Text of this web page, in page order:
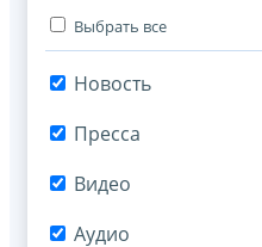
Выбрать все
Новость
Пресса
Видео
Аудио